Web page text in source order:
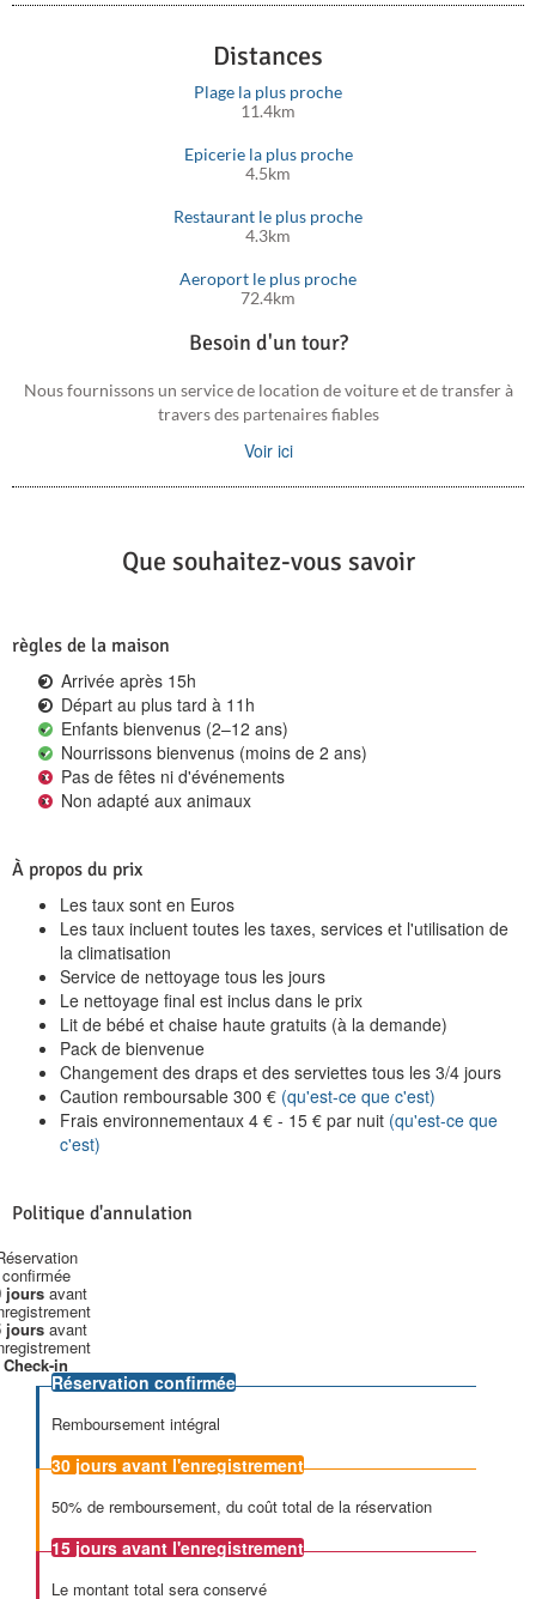
L'aéroport le plus proche est l'aéroport d'Héraklion, à environ
Distances
Plage la plus proche
11.4km
Epicerie la plus proche
4.5km
Restaurant le plus proche
4.3km
Aeroport le plus proche
72.4km
Besoin d'un tour?
Nous fournissons un service de location de voiture et de transfer à
travers des partenaires fiables
Voir ici
Que souhaitez-vous savoir
règles de la maison
Arrivée après 15h
Départ au plus tard à 11h
Enfants bienvenus (2–12 ans)
Nourrissons bienvenus (moins de 2 ans)
Pas de fêtes ni d'événements
Non adapté aux animaux
À propos du prix
Les taux sont en Euros
Les taux incluent toutes les taxes, services et l'utilisation de
la climatisation
Service de nettoyage tous les jours
Le nettoyage final est inclus dans le prix
Lit de bébé et chaise haute gratuits (à la demande)
Pack de bienvenue
Changement des draps et des serviettes tous les 3/4 jours
Caution remboursable 300 € (qu'est-ce que c'est)
Frais environnementaux 4 € - 15 € par nuit (qu'est-ce que
c'est)
Politique d'annulation
confirmée
jours avant
jours avant
Check-in
Réservation confirmée
Remboursement intégral
30 jours avant l'enregistrement
50% de remboursement, du coût total de la réservation
15 jours avant l'enregistrement
Le montant total sera conservé